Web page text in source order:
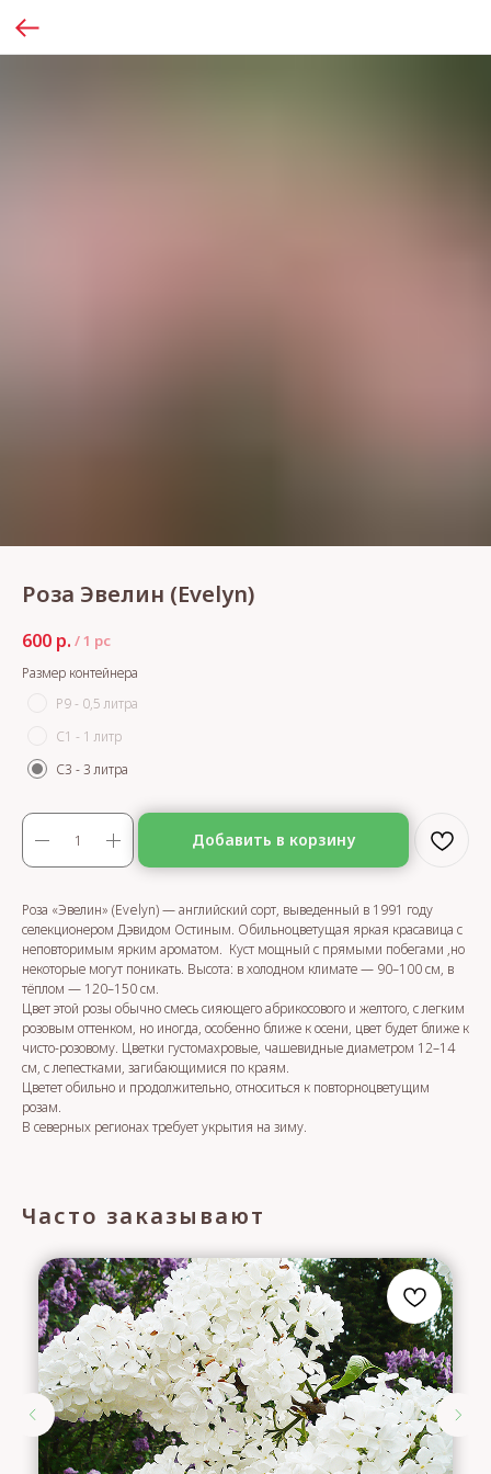
Роза Эвелин (Evelyn)
600 р. /1 pc
Размер контейнера
Р9 - 0,5 литра
С1 - 1 литр
С3 - 3 литра
Добавить в корзину
Роза «Эвелин» (Evelyn) — английский сорт, выведенный в 1991 году
селекционером Дэвидом Остиным. Обильноцветущая яркая красавица с
неповторимым ярким ароматом. Куст мощный с прямыми побегами ,но
некоторые могут поникать. Высота: в холодном климате — 90–100 см, в
тёплом — 120–150 см.
Цвет этой розы обычно смесь сияющего абрикосового и желтого, с легким
розовым оттенком, но иногда, особенно ближе к осени, цвет будет ближе к
чисто-розовому. Цветки густомахровые, чашевидные диаметром 12–14
см, с лепестками, загибающимися по краям.
Цветет обильно и продолжительно, относиться к повторноцветущим
розам.
В северных регионах требует укрытия на зиму.
Часто заказывают